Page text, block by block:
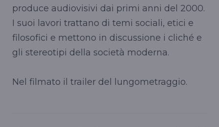
produce audiovisivi dai primi anni del 2000.
I suoi lavori trattano di temi sociali, etici e
filosofici e mettono in discussione i cliché e
gli stereotipi della società moderna.
Nel filmato il trailer del lungometraggio.